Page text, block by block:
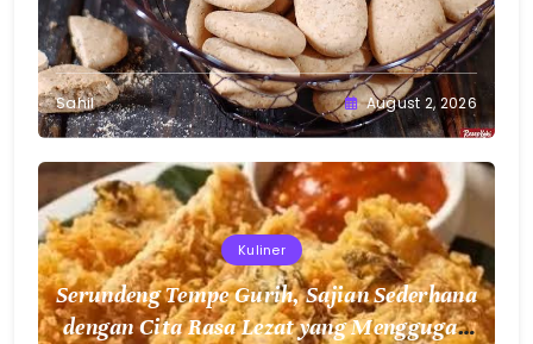
Nusantara
Sahil August 2, 2026
Kuliner
Serundeng Tempe Gurih, Sajian Sederhana
dengan Cita Rasa Lezat yang Menggugah